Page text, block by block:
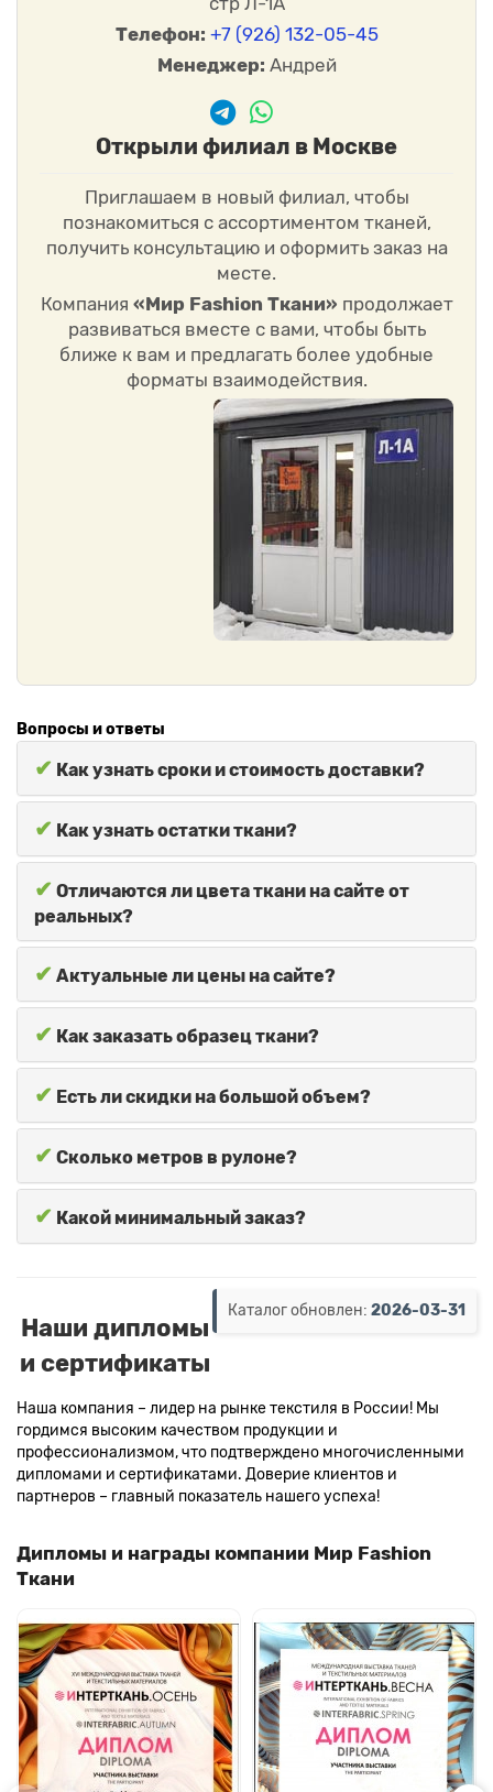
Телефон: +7 (926) 132-05-45
Менеджер: Андрей
Открыли филиал в Москве
Приглашаем в новый филиал, чтобы
познакомиться с ассортиментом тканей,
получить консультацию и оформить заказ на
месте.
Компания «Мир Fashion Ткани» продолжает
развиваться вместе с вами, чтобы быть
ближе к вам и предлагать более удобные
форматы взаимодействия.
Вопросы и ответы
✔ Как узнать сроки и стоимость доставки?
✔ Как узнать остатки ткани?
✔ Отличаются ли цвета ткани на сайте от
реальных?
✔ Актуальные ли цены на сайте?
✔ Как заказать образец ткани?
✔ Есть ли скидки на большой объем?
✔ Сколько метров в рулоне?
✔ Какой минимальный заказ?
Каталог обновлен: 2026-03-31
Наши дипломы
и сертификаты
Наша компания – лидер на рынке текстиля в России! Мы
гордимся высоким качеством продукции и
профессионализмом, что подтверждено многочисленными
дипломами и сертификатами. Доверие клиентов и
партнеров – главный показатель нашего успеха!
Дипломы и награды компании Мир Fashion
Ткани